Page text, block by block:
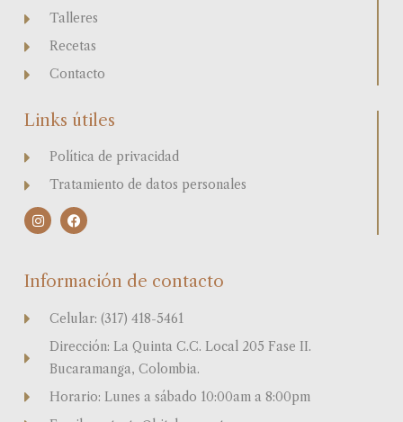
Talleres
Recetas
Contacto
Links útiles
Política de privacidad
Tratamiento de datos personales
I
n
g
F
a
o
k
Información de contacto
Celular: (317) 418-5461
Dirección: La Quinta C.C. Local 205 Fase II.
Bucaramanga, Colombia.
Horario: Lunes a sábado 10:00am a 8:00pm